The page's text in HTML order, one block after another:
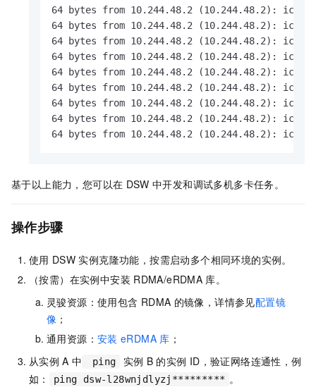
64 bytes from 10.244.48.2 (10.244.48.2):
64 bytes from 10.244.48.2 (10.244.48.2):
64 bytes from 10.244.48.2 (10.244.48.2):
64 bytes from 10.244.48.2 (10.244.48.2):
64 bytes from 10.244.48.2 (10.244.48.2):
64 bytes from 10.244.48.2 (10.244.48.2):
64 bytes from 10.244.48.2 (10.244.48.2):
64 bytes from 10.244.48.2 (10.244.48.2):
64 bytes from 10.244.48.2 (10.244.48.2):
基于以上能力，您可以在 DSW 中开发和调试多机多卡任务。
操作步骤
使用 DSW 实例克隆功能，按需启动多个相同环境的实例。
（按需）在实例中安装 RDMA/eRDMA 库。
灵骏资源：使用包含 RDMA 的镜像，详情参见配置镜
像 ；
通用资源： 安装 eRDMA 库 ；
从实例 A 中 ping 实例 B 的实例 ID，验证网络连通性，例
如：
ping dsw-l28wnjdlyzj********* 。